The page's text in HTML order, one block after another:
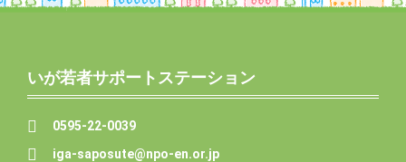
いが若者サポートステーション
0595-22-0039
iga-saposute@npo-en.or.jp